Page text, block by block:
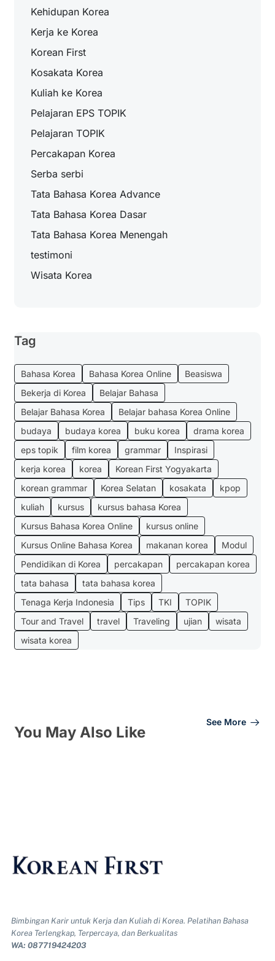
Kehidupan Korea
Kerja ke Korea
Korean First
Kosakata Korea
Kuliah ke Korea
Pelajaran EPS TOPIK
Pelajaran TOPIK
Percakapan Korea
Serba serbi
Tata Bahasa Korea Advance
Tata Bahasa Korea Dasar
Tata Bahasa Korea Menengah
testimoni
Wisata Korea
Tag
Bahasa Korea Bahasa Korea Online
Beasiswa
Bekerja di Korea
Belajar Bahasa
Belajar Bahasa Korea
Belajar bahasa Korea Online
budaya
budaya korea buku korea
drama korea
eps topik
film korea grammar
Inspirasi
kerja korea
korea
Korean First Yogyakarta
korean grammar
Korea Selatan kosakata
kpop
kuliah
kursus
kursus bahasa Korea
Kursus Bahasa Korea Online
kursus online
Kursus Online Bahasa Korea
makanan korea
Modul
Pendidikan di Korea
percakapan
percakapan korea
tata bahasa
tata bahasa korea
Tenaga Kerja Indonesia
Tips TKI
TOPIK
Tour and Travel
travel Traveling ujian
wisata
wisata korea
You May Also Like
See More
Bimbingan Karir untuk Kerja dan Kuliah di Korea. Pelatihan Bahasa
Korea Terlengkap, Terpercaya, dan Berkualitas
WA: 087719424203